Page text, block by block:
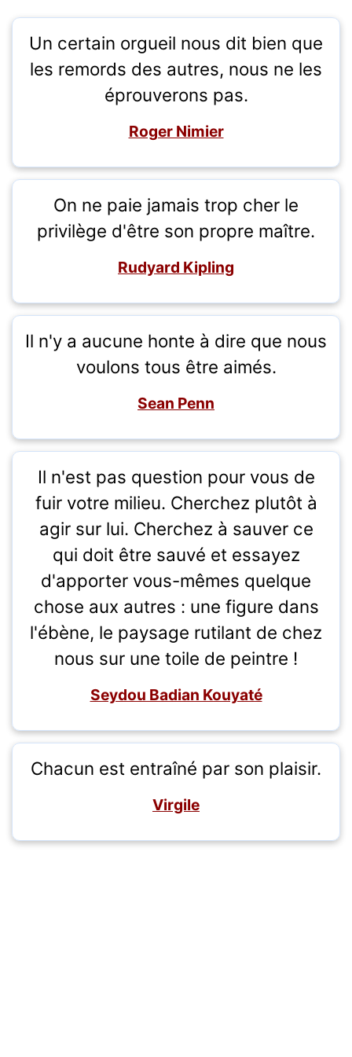
Un certain orgueil nous dit bien que
les remords des autres, nous ne les
éprouverons pas.
Roger Nimier
On ne paie jamais trop cher le
privilège d'être son propre maître.
Rudyard Kipling
Il n'y a aucune honte à dire que nous
voulons tous être aimés.
Sean Penn
Il n'est pas question pour vous de
fuir votre milieu. Cherchez plutôt à
agir sur lui. Cherchez à sauver ce
qui doit être sauvé et essayez
d'apporter vous-mêmes quelque
chose aux autres : une figure dans
l'ébène, le paysage rutilant de chez
nous sur une toile de peintre !
Seydou Badian Kouyaté
Chacun est entraîné par son plaisir.
Virgile